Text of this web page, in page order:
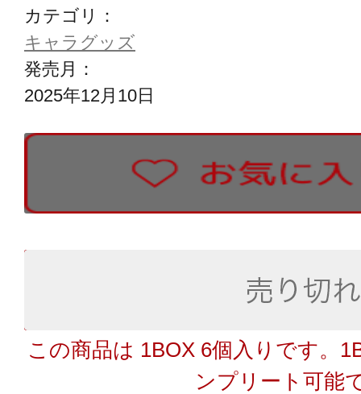
カテゴリ：
キャラグッズ
発売月：
2025年12月10日
この商品は 1BOX 6個入りです。
ンプリート可能